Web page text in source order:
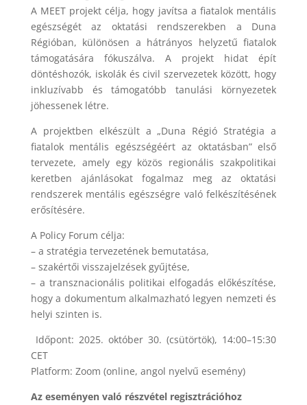
A MEET projekt célja, hogy javítsa a fiatalok mentális
egészségét az oktatási rendszerekben a Duna
Régióban, különösen a hátrányos helyzetű fiatalok
támogatására fókuszálva. A projekt hidat épít
döntéshozók, iskolák és civil szervezetek között, hogy
inkluzívabb és támogatóbb tanulási környezetek
jöhessenek létre.
A projektben elkészült a „Duna Régió Stratégia a
fiatalok mentális egészségéért az oktatásban” első
tervezete, amely egy közös regionális szakpolitikai
keretben ajánlásokat fogalmaz meg az oktatási
rendszerek mentális egészségre való felkészítésének
erősítésére.
A Policy Forum célja:
– a stratégia tervezetének bemutatása,
– szakértői visszajelzések gyűjtése,
– a transznacionális politikai elfogadás előkészítése,
hogy a dokumentum alkalmazható legyen nemzeti és
helyi szinten is.
Időpont: 2025. október 30. (csütörtök), 14:00–15:30
CET
Platform: Zoom (online, angol nyelvű esemény)
Az eseményen való részvétel regisztrációhoz